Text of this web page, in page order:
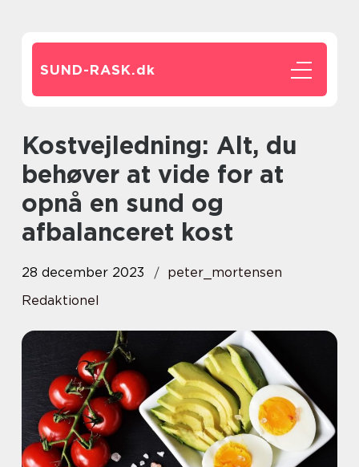
SUND-RASK.dk
Kostvejledning: Alt, du
behøver at vide for at
opnå en sund og
afbalanceret kost
28 december 2023
peter_mortensen
Redaktionel